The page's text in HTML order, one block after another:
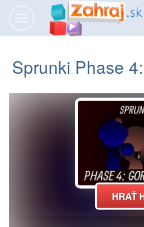
navigáciu
Sprunki Phase